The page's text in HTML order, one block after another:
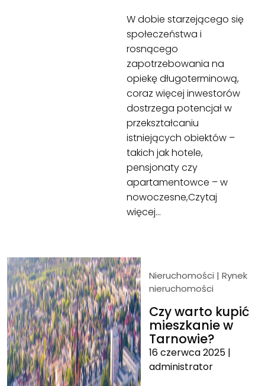
W dobie starzejącego się
społeczeństwa i
rosnącego
zapotrzebowania na
opiekę długoterminową,
coraz więcej inwestorów
dostrzega potencjał w
przekształcaniu
istniejących obiektów –
takich jak hotele,
pensjonaty czy
apartamentowce – w
nowoczesne,Czytaj
więcej…
Nieruchomości | Rynek
nieruchomości
Czy warto kupić
mieszkanie w
Tarnowie?
16 czerwca 2025|
administrator